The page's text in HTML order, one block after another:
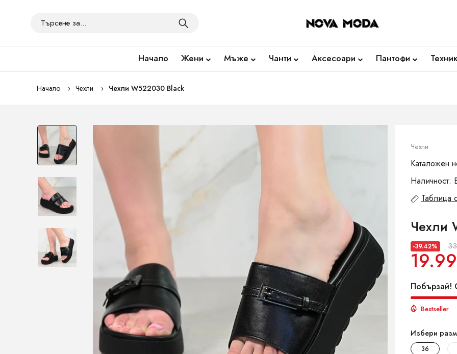
Начало Жени Мъже Чанти Аксесоари Пантофи
Начало Чехли Чехли W522030 Black
Чехли
Каталожен
Наличност:
Таблица
Чехли
-39.42%
Побързай!
Bestseller
Избери
36